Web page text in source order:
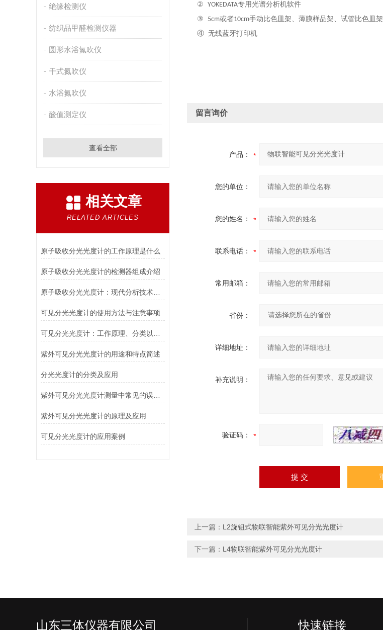
绝缘检测仪
纺织品甲醛检测仪器
圆形水浴氮吹仪
干式氮吹仪
水浴氮吹仪
酸值测定仪
查看全部
相关文章
RELATED ARTICLES
原子吸收分光光度计的工作原理是什么
原子吸收分光光度计的检测器组成介绍
原子吸收分光光度计：现代分析技术的瑰宝
可见分光光度计的使用方法与注意事项
紫外可见分光光度计的用途和特点简述
分光光度计的分类及应用
紫外可见分光光度计测量中常见的误差有哪些
紫外可见分光光度计的原理及应用
可见分光光度计的应用案例
② YOKEDATA专用光谱分析机软件
③ 5cm或者10cm手动比色皿架、薄膜样品架、试管比色皿架
④ 无线蓝牙打印机
留言询价
产品：
您的单位：
您的姓名：
联系电话：
常用邮箱：
省份：
详细地址：
补充说明：
验证码：
上一篇： L2旋钮式物联智能紫外可见分光光度计
下一篇： L4物联智能紫外可见分光光度计
山东三体仪器有限公司 快速链接